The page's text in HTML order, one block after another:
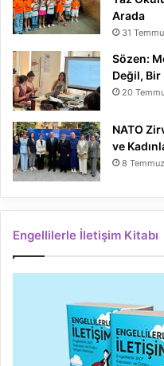
Arada
31
Sözen:
Değil, Bir
20
NATO
ve
8
Engellilerle İletişim Kitabı